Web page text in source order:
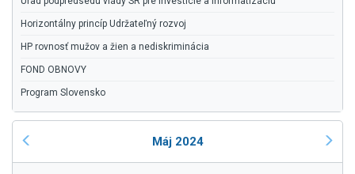
Horizontálny princíp Udržateľný rozvoj
HP rovnosť mužov a žien a nediskriminácia
FOND OBNOVY
Program Slovensko
Máj 2024